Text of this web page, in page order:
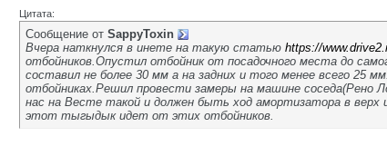
Цитата:
Сообщение от SappyToxin
Вчера наткнулся в инете на такую статью https://
отбойников.Опустил отбойник от посадочного места до
составил не более 30 мм а на задних и того менее всего 25
отбойниках.Решил провести замеры на машине соседа(Рено
нас на Весте такой и должен быть ход амортизатора в верх
этот тыгыдык идет от этих отбойников.